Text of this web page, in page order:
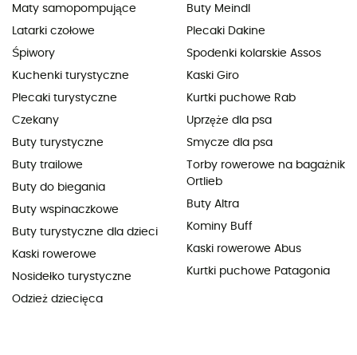
Maty samopompujące
Latarki czołowe
Śpiwory
Kuchenki turystyczne
Plecaki turystyczne
Czekany
Buty turystyczne
Buty trailowe
Buty do biegania
Buty wspinaczkowe
Buty turystyczne dla dzieci
Kaski rowerowe
Nosidełko turystyczne
Odzież dziecięca
Buty Meindl
Plecaki Dakine
Spodenki kolarskie Assos
Kaski Giro
Kurtki puchowe Rab
Uprzęże dla psa
Smycze dla psa
Torby rowerowe na bagażnik
Ortlieb
Buty Altra
Kominy Buff
Kaski rowerowe Abus
Kurtki puchowe Patagonia